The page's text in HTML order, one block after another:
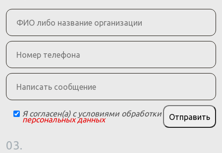
Я согласен(а) с условиями обработки
персональных данных Отправить
03.